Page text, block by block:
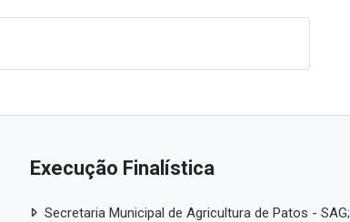
Execução Finalística
Secretaria Municipal de Agricultura de Patos - SAG;